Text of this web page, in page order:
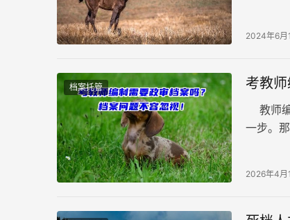
学、考
2024年6月
档案托管 考教
教师编
一步。
2026年4月